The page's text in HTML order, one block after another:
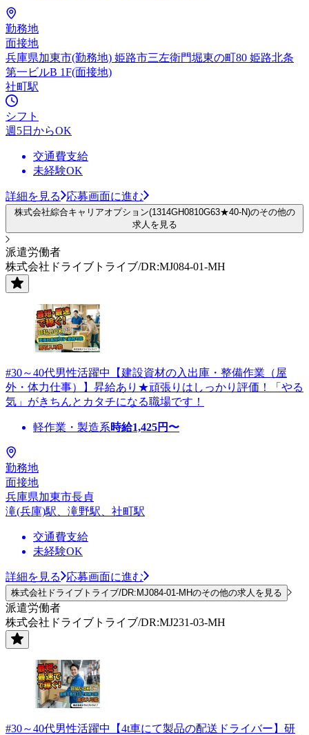
勤務地
面接地
兵庫県加東市(勤務地) 姫路市三左衛門堀東の町80 姫路北条
第一ビルB 1F(面接地)
社町駅
シフト
週5日からOK
交通費支給
未経験OK
詳細を見る 応募画面に進む
株式会社綜合キャリアオプション(1314GH0810G63★40-N)のその他の
求人を見る
派遣労働者
株式会社ドライブトライブ/DR:MJ084-01-MH
#30～40代男性活躍中【建設資材の入出庫・整備作業（屋
外・体力仕事）】昇給あり★頑張りはしっかり評価！「やる
気」がきちんとカタチになる職場です！
軽作業・製造系時給1,425円〜
勤務地
面接地
兵庫県加東市長貞
滝(兵庫)駅、滝野駅、社町駅
交通費支給
未経験OK
詳細を見る 応募画面に進む
株式会社ドライブトライブ/DR:MJ084-01-MHのその他の求人を見る
派遣労働者
株式会社ドライブトライブ/DR:MJ231-03-MH
#30～40代男性活躍中【4t車にて製品の配送ドライバー】研